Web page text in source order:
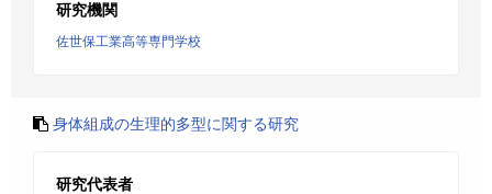
研究機関
佐世保工業高等専門学校
身体組成の生理的多型に関する研究
研究代表者